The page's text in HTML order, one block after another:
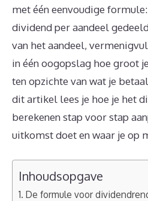
met één eenvoudige
dividend per aandeel
van het aandeel,
in één oogopslag hoe groot
ten opzichte van wat je
dit artikel lees je hoe je het
berekenen stap voor stap
uitkomst doet en waar je op
Inhoudsopgave
De formule voor